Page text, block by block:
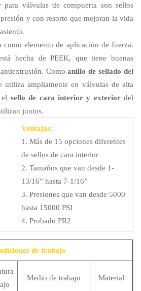
para válvulas de compuerta son sellos
y con resorte que mejoran la vida
elemento de aplicación de fuerza.
hecha de PEEK, que tiene buenas
Comoanillo de sellado del
utiliza ampliamente en válvulas de alta
sello de cara interior y exteriordel
juntos.
Ventajas:
1. Más de 15 opciones diferentes
de sellos de cara interior
2. Tamaños que van desde 1-
13/16” hasta 7-1/16”
3. Presiones que van desde 5000
hasta 15000 PSI
4. Probado PR2
de trabajo
Medio de trabajo Material